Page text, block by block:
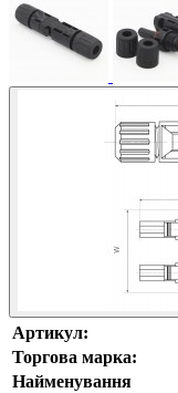
Артикул:
Торгова марка:
Найменування